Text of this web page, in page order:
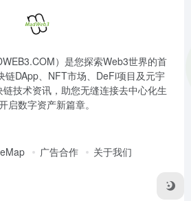
）是您探索Web3世界的首
链DApp、NFT市场、DeFi项目及元宇
技术资讯，助您无缝连接去中心化生
启数字资产新篇章。
广告合作 关于我们